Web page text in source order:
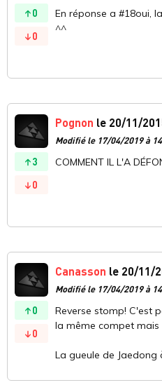
0
0
En réponse a #18oui,
^^
3
0
Pognon le 20/11/
Modifié le 17/04/2019 à
COMMENT IL L'A
0
0
Canasson le 20/11/
Modifié le 17/04/2019 à
Reverse stomp! C'est
la même compet mais
La gueule de Jaedong